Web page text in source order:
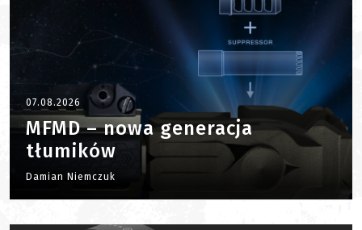
07.08.2026
MFMD – nowa generacja
tłumików
Damian Niemczuk